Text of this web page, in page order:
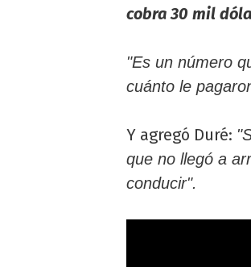
cobra 30 mil
"Es un número
cuánto le
Y agregó Duré:
que no llegó a
conducir".